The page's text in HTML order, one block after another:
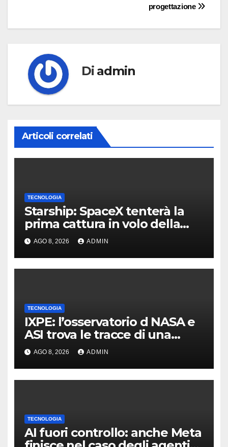
progettazione
Di admin
Articoli correlati
TECNOLOGIA
Starship: SpaceX tenterà la
prima cattura in volo della
navetta
AGO 8, 2026 ADMIN
TECNOLOGIA
IXPE: l’osservatorio d NASA e
ASI trova le tracce di una
teoria formulata 90 anni fa
AGO 8, 2026 ADMIN
TECNOLOGIA
AI fuori controllo: anche Meta